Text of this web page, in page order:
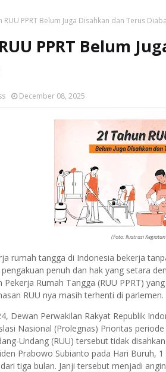
RUU PPRT Belum Juga Disahkan dan Terus
PPRT Belum
December 08, 2025
(Foto: Ilustrasi Kegiatan
rumah tangga di Indonesia bekerja
penuh dan hak yang setara
Pekerja Rumah Tangga (RUU PPRT)
RUU nya masih terhenti di parlemen.
Dewan Perwakilan Rakyat Republik
Nasional (Prolegnas) Prioritas
Undang (RUU) tersebut tidak
Prabowo Subianto pada Hari Buruh,
tiga bulan. Janji tersebut menjadi